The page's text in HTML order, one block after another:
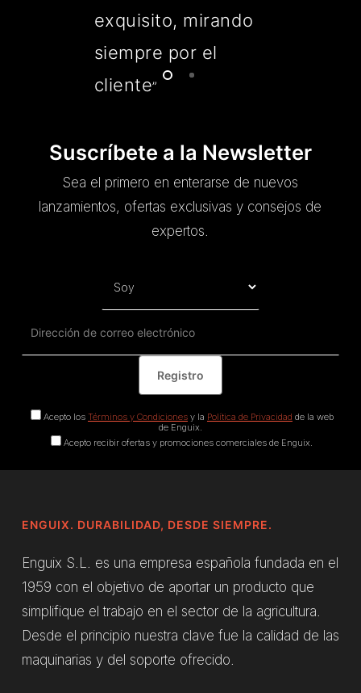
exquisito, mirando
siempre por el
cliente”
Suscríbete a la Newsletter
Sea el primero en enterarse de nuevos
lanzamientos, ofertas exclusivas y consejos de
expertos.
Acepto los Términos y Condicionesy la Política de Privacidad de la web
de Enguix.
Acepto recibir ofertas y promociones comerciales de Enguix.
ENGUIX. DURABILIDAD, DESDE SIEMPRE.
Enguix S.L. es una empresa española fundada en el
1959 con el objetivo de aportar un producto que
simplifique el trabajo en el sector de la agricultura.
Desde el principio nuestra clave fue la calidad de las
maquinarias y del soporte ofrecido.